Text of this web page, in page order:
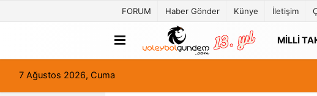
FORUM Haber Gönder Künye İletişim
MILLI
7 Ağustos 2026, Cuma